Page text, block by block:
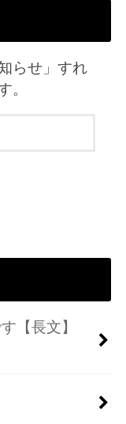
らせ」すれ
。
【長文】